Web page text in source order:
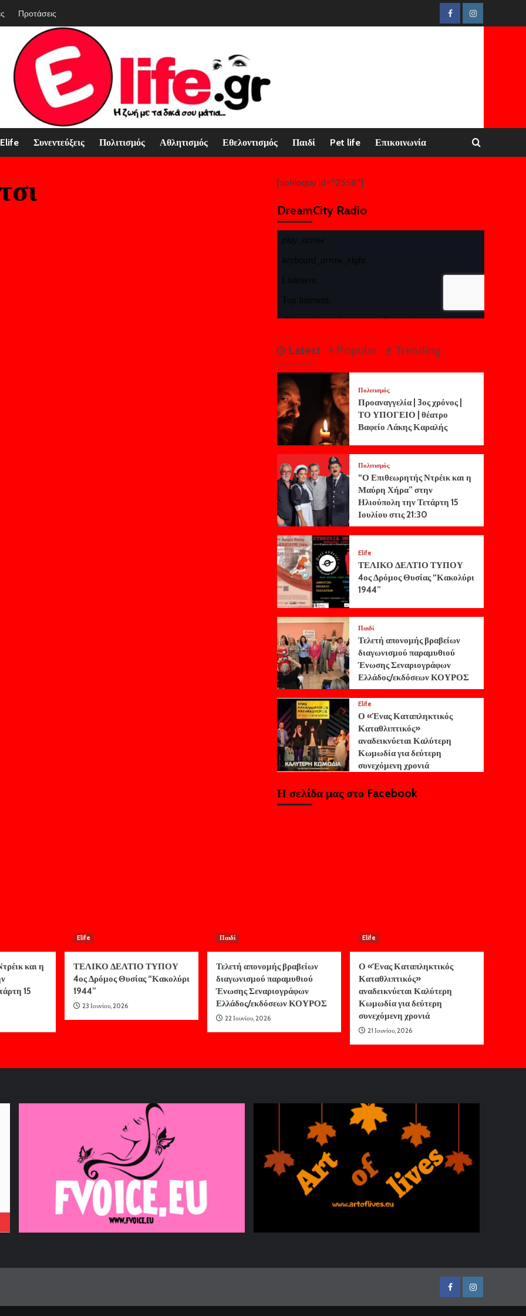
FacebookInstagram
Προτάσεις
Elife Συνεντεύξεις Πολιτισμός Αθλητισμός Εθελοντισμός Παιδί Pet life Επικοινωνία
[soliloquy id="2558"]
DreamCity Radio
Latest Popular Trending
Πολιτισμός
Προαναγγελία | 3ος χρόνος |
ΤΟ ΥΠΟΓΕΙΟ | θέατρο
Βαφείο Λάκης Καραλής
Πολιτισμός
“Ο Επιθεωρητής Ντρέικ και η
Μαύρη Χήρα” στην
Ηλιούπολη την Τετάρτη 15
Ιουλίου στις 21:30
Elife
ΤΕΛΙΚΟ ΔΕΛΤΙΟ ΤΥΠΟΥ
4ος Δρόμος Θυσίας “Κακολύρι
1944”
Παιδί
Τελετή απονομής βραβείων
διαγωνισμού παραμυθιού
Ένωσης Σεναριογράφων
Ελλάδος/εκδόσεων ΚΟΥΡΟΣ
Elife
Ο «Ένας Καταπληκτικός
Καταθλιπτικός»
αναδεικνύεται Καλύτερη
Κωμωδία για δεύτερη
συνεχόμενη χρονιά
Η σελίδα μας στο Facebook
και η
15
Elife
ΤΕΛΙΚΟ ΔΕΛΤΙΟ ΤΥΠΟΥ
4ος Δρόμος Θυσίας “Κακολύρι
1944”
23 Ιουνίου, 2026
Παιδί
Τελετή απονομής βραβείων
διαγωνισμού παραμυθιού
Ένωσης Σεναριογράφων
Ελλάδος/εκδόσεων ΚΟΥΡΟΣ
22 Ιουνίου, 2026
Elife
Ο «Ένας Καταπληκτικός
Καταθλιπτικός»
αναδεικνύεται Καλύτερη
Κωμωδία για δεύτερη
συνεχόμενη χρονιά
21 Ιουνίου, 2026
FacebookInstagram